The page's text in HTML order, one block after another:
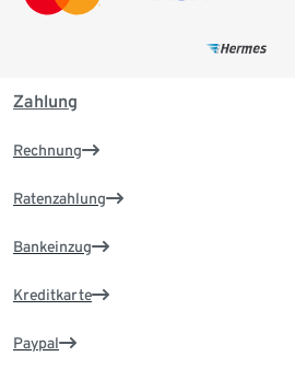
Zahlung
Rechnung
Ratenzahlung
Bankeinzug
Kreditkarte
Paypal